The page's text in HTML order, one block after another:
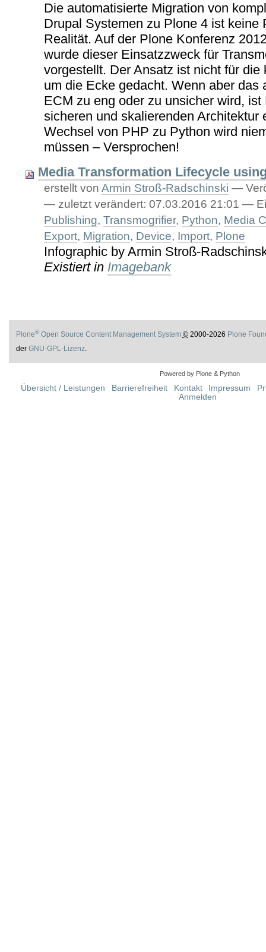
Die automatisierte Migration von
Drupal Systemen zu Plone 4 ist keine
Realität. Auf der Plone Konferenz
wurde dieser Einsatzzweck für
vorgestellt. Der Ansatz ist nicht für die
um die Ecke gedacht. Wenn aber das
ECM zu eng oder zu unsicher wird,
sicheren und skalierenden Architektur
Wechsel von PHP zu Python wird
müssen – Versprochen!
Media Transformation Lifecycle
erstellt vonArmin Stroß-Radschinski —
— zuletzt verändert: 07.03.2016 21:01—
Publishing,Transmogrifier, Python, Media
Export, Migration, Device, Import, Plone
Infographic by Armin Stroß-
Existiert in Imagebank
Plone®Open Source Content Management System ©2000-2026 Plone
der GNU-GPL-Lizenz.
Powered by Plone & Python
Übersicht / Leistungen Barrierefreiheit Kontakt Impressum
Anmelden